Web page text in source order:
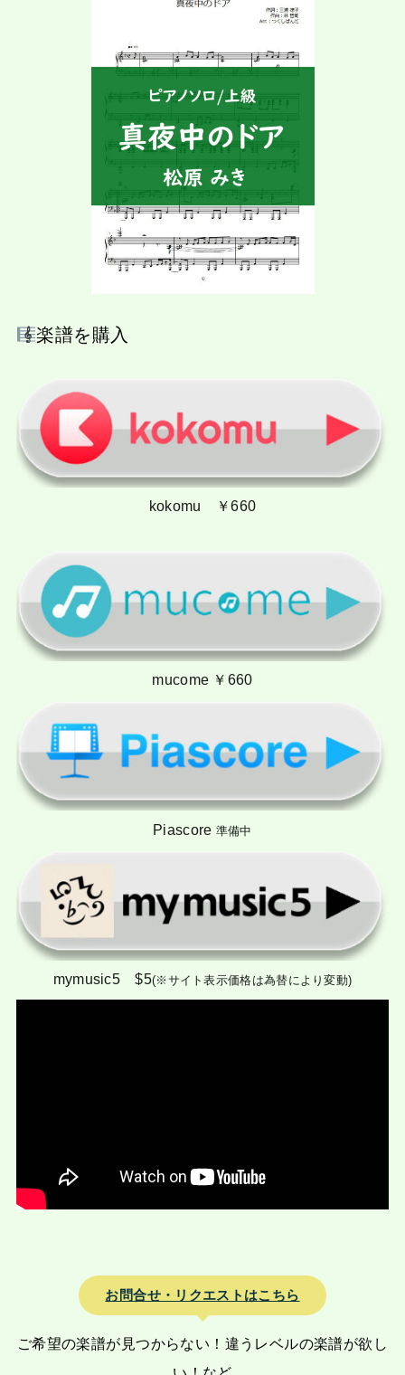
楽譜を購入
kokomu ￥660
mucome ￥660
Piascore 準備中
mymusic5 $5(※サイト表示価格は為替により変動)
お問合せ・リクエストはこちら
ご希望の楽譜が見つからない！違うレベルの楽譜が欲し